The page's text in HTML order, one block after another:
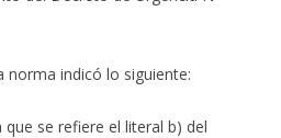
norma indicó lo siguiente:
se refiere el literal b) del